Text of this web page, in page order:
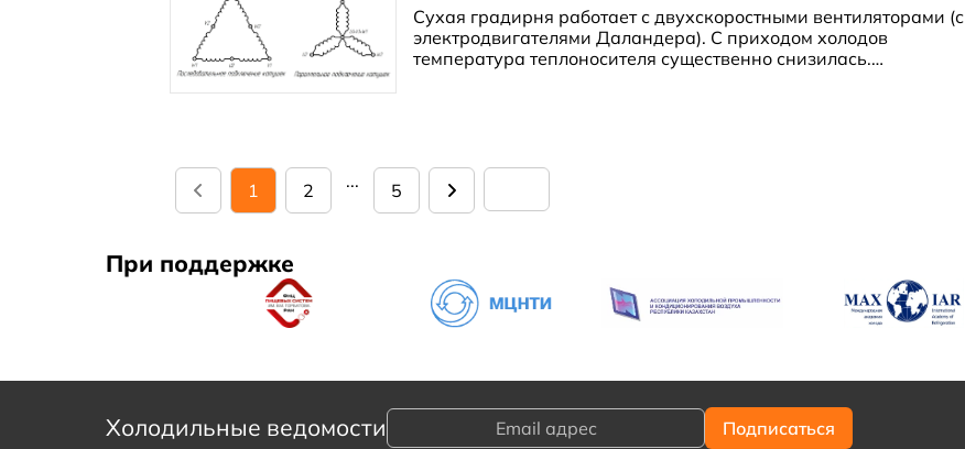
Сухая градирня работает с двухскоростными вентиляторами (с
электродвигателями Даландера). С приходом холодов
температура теплоносителя существенно снизилась.
1 2 ... 5
При поддержке
Холодильные ведомости